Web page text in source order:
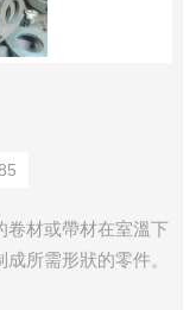
卷材或帶材在室溫下
所需形狀的零件。